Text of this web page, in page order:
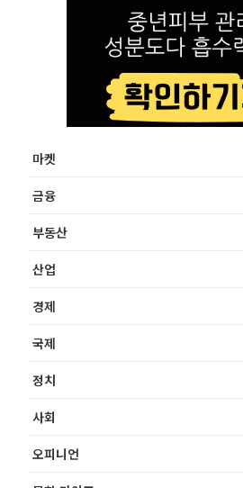
마켓
금융
부동산
산업
경제
국제
정치
사회
오피니언